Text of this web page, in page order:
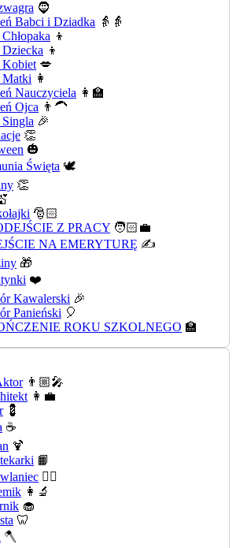
🧔
Babci i Dziadka 👵👵
👦
👦
Kobiet 💋
Matki 👩
Nauczyciela 👩‍🏫
Ojca 👨‍🦱
🎉
👏
🎃
Święta 🕊️
👏
🎅🏻
Z PRACY 🧑🏻‍💼
NA EMERYTURĘ ✍️
🎁
❤️
Kawalerski 🎉
Panieński 🎈
ROKU SZKOLNEGO 🏫
👨🏼‍🎤
👩‍💼
💈
☕
🍹
📙
👷‍♂️
👩‍🔬
🧁
🦷
🪓